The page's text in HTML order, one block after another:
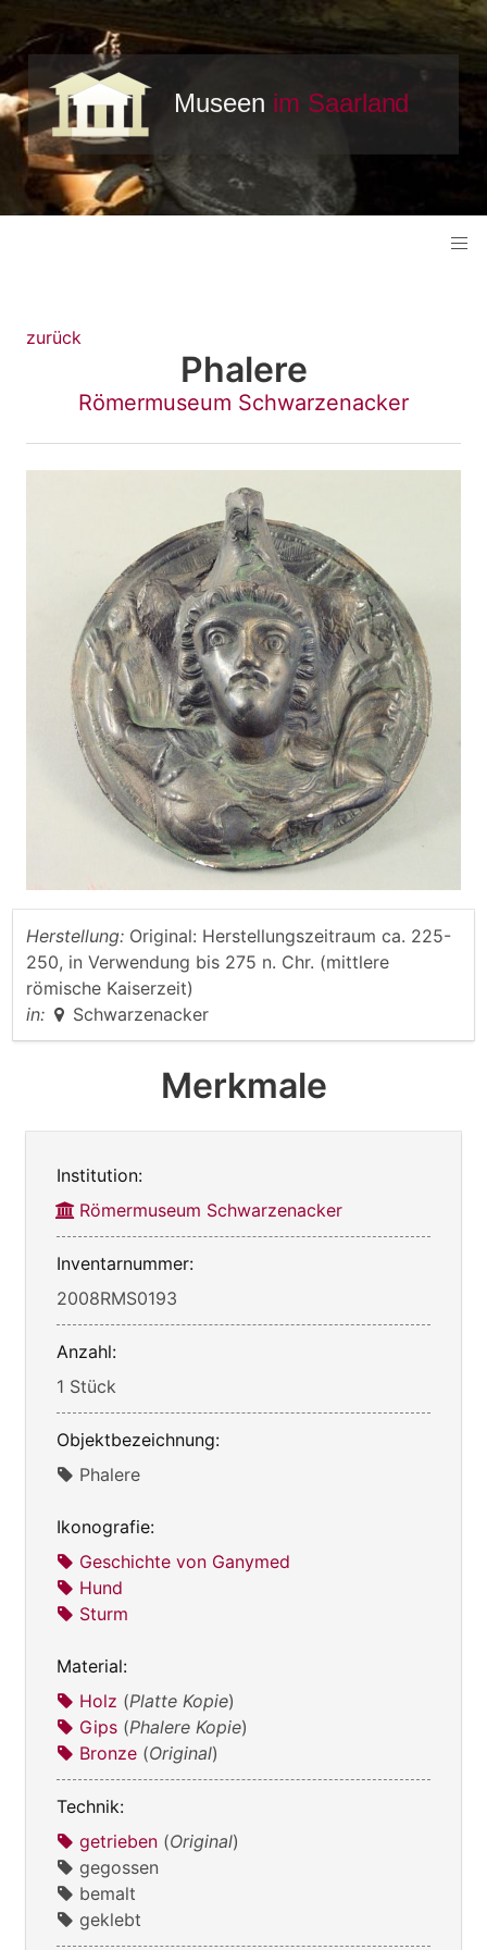
zurück
Phalere
Römermuseum Schwarzenacker
Herstellung: Original: Herstellungszeitraum ca. 225-
250, in Verwendung bis 275 n. Chr. (mittlere
römische Kaiserzeit)
in:
Schwarzenacker
Merkmale
Institution:
Römermuseum Schwarzenacker
Inventarnummer:
2008RMS0193
Anzahl:
1 Stück
Objektbezeichnung:
Phalere
Ikonografie:
Geschichte von Ganymed
Hund
Sturm
Material:
Holz (Platte Kopie)
Gips (Phalere Kopie)
Bronze (Original)
Technik:
getrieben (Original)
gegossen
bemalt
geklebt